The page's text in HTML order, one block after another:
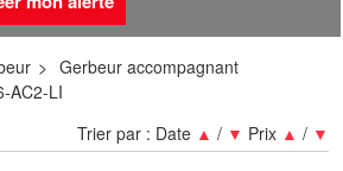
Gerbeur accompagnant
AC2-LI
Trier par : Date ▲ / ▼ Prix ▲ / ▼